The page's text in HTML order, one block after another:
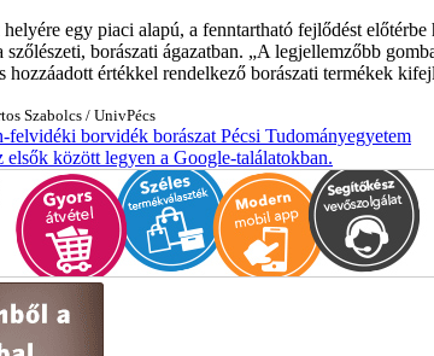
egy piaci alapú, a fenntartható fejlődést
szőlészeti, borászati ágazatban. „A legjellemzőbb
hozzáadott értékkel rendelkező borászati termékek
Szabolcs / UnivPécs
felvidéki borvidék borászat Pécsi Tudományegyetem
között legyen a Google-találatokban.